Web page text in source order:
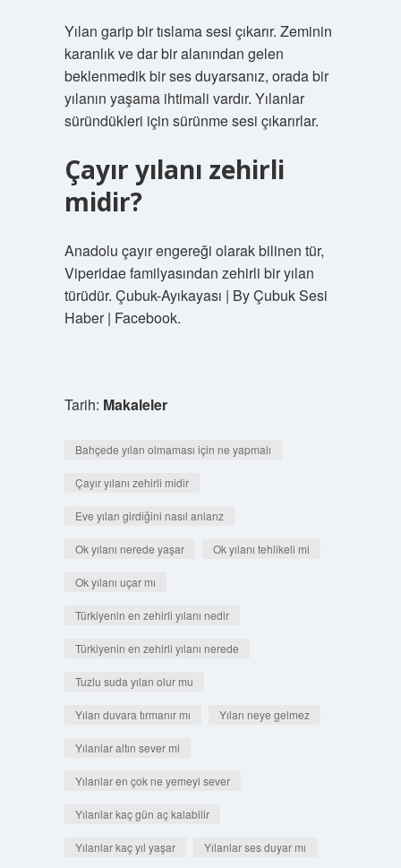
Yılan garip bir tıslama sesi çıkarır. Zeminin
karanlık ve dar bir alanından gelen
beklenmedik bir ses duyarsanız, orada bir
yılanın yaşama ihtimali vardır. Yılanlar
süründükleri için sürünme sesi çıkarırlar.
Çayır yılanı zehirli
midir?
Anadolu çayır engereği olarak bilinen tür,
Viperidae familyasından zehirli bir yılan
türüdür. Çubuk-Ayıkayası | By Çubuk Sesi
Haber | Facebook.
Tarih: Makaleler
Bahçede yılan olmaması için ne yapmalı
Çayır yılanı zehirli midir
Eve yılan girdiğini nasıl anlarız
Ok yılanı nerede yaşar Ok yılanı tehlikeli mi
Ok yılanı uçar mı
Türkiyenin en zehirli yılanı nedir
Türkiyenin en zehirli yılanı nerede
Tuzlu suda yılan olur mu
Yılan duvara tırmanır mı Yılan neye gelmez
Yılanlar altın sever mi
Yılanlar en çok ne yemeyi sever
Yılanlar kaç gün aç kalabilir
Yılanlar kaç yıl yaşar Yılanlar ses duyar mı